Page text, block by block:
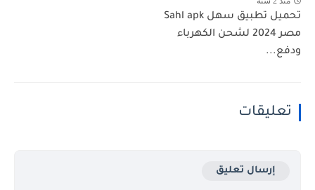
تحميل تطبيق سهل Sahl apk
مصر 2024 لشحن الكهرباء
ودفع...
تعليقات
إرسال تعليق